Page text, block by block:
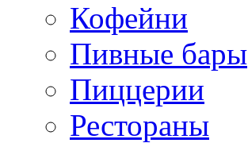
Кофейни
Пивные бары
Пиццерии
Рестораны